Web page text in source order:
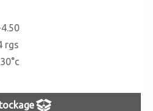
rgs